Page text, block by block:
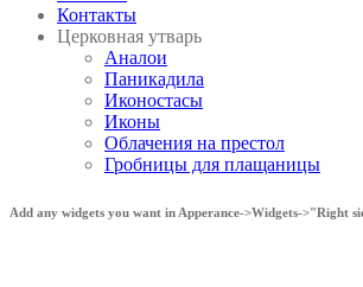
Контакты
Церковная утварь
Аналои
Паникадила
Иконостасы
Иконы
Облачения на престол
Гробницы для плащаницы
Add any widgets you want in Apperance->Widgets->"Right